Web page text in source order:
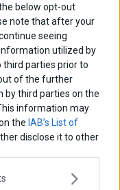
below opt-out
note that after your
seeing
utilized by
parties prior to
of the further
by third parties on the
information may
the IAB’s List of
disclose it to other